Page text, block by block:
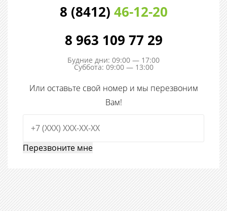
8 (8412) 46-12-20
8 963 109 77 29
Будние дни: 09:00 — 17:00
Суббота: 09:00 — 13:00
Или оставьте свой номер и мы перезвоним
Вам!